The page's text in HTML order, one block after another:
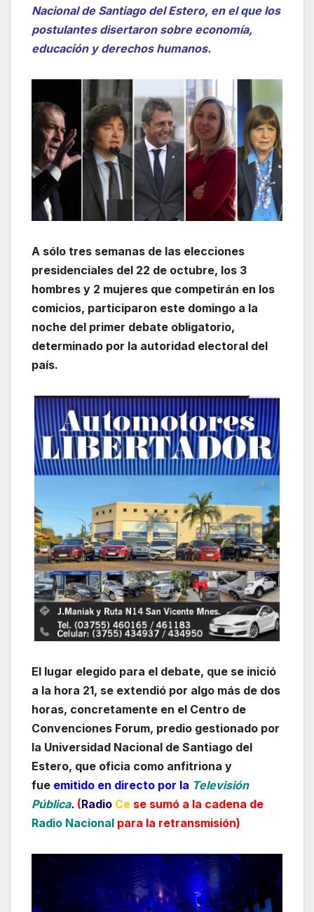
Nacional de Santiago del Estero, en el que los
postulantes disertaron sobre economía,
educación y derechos humanos.
A sólo tres semanas de las elecciones
presidenciales del 22 de octubre, los 3
hombres y 2 mujeres que competirán en los
comicios, participaron este domingo a la
noche del primer debate obligatorio,
determinado por la autoridad electoral del
país.
El lugar elegido para el debate, que se inició
a la hora 21, se extendió por algo más de dos
horas, concretamente en el Centro de
Convenciones Forum, predio gestionado por
la Universidad Nacional de Santiago del
Estero, que oficia como anfitriona y
fue emitido en directo por la Televisión
Pública. (Radio Ce se sumó a la cadena de
Radio Nacional para la retransmisión)